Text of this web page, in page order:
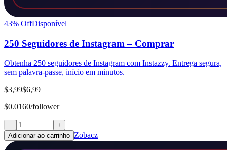
43% OffDisponível
250 Seguidores de Instagram – Comprar
Obtenha 250 seguidores de Instagram com Instazzy. Entrega segura,
sem palavra-passe, início em minutos.
$3,99$6,99
$0.0160/follower
−
+
Adicionar ao carrinho Zobacz